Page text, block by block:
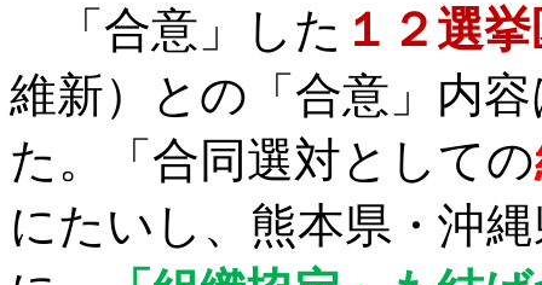
「合意」した １２選
維新）との「合意」内
た。「合同選対としての
にたいし、熊本県・沖